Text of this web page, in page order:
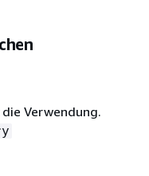
Verwendung.